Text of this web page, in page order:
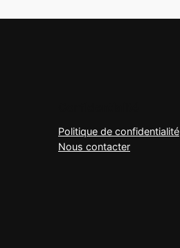
Politique de confidentialité
Nous contacter